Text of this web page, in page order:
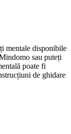
mentale disponibile
sau puteți
poate fi
de ghidare